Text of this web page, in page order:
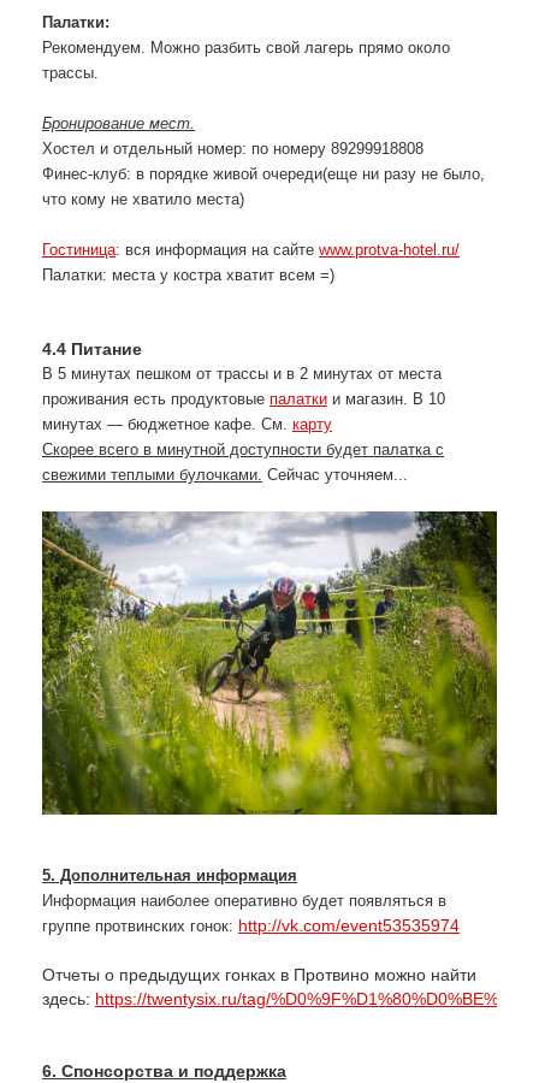
Палатки:
Рекомендуем. Можно разбить свой лагерь прямо около
трассы.
Бронирование мест.
Хостел и отдельный номер: по номеру 89299918808
Финес-клуб: в порядке живой очереди(еще ни разу не было,
что кому не хватило места)
Гостиница: вся информация на сайте www.protva-hotel.ru/
Палатки: места у костра хватит всем =)
4.4 Питание
В 5 минутах пешком от трассы и в 2 минутах от места
проживания есть продуктовые палатки и магазин. В 10
минутах — бюджетное кафе. См. карту
Скорее всего в минутной доступности будет палатка с
свежими теплыми булочками. Сейчас уточняем...
5. Дополнительная информация
Информация наиболее оперативно будет появляться в
группе протвинских гонок: http://vk.com/event53535974
Отчеты о предыдущих гонках в Протвино можно найти
здесь: https://twentysix.ru/tag/
6. Спонсорства и поддержка